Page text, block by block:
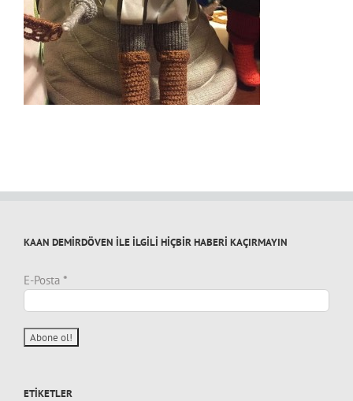
KAAN DEMİRDÖVEN İLE İLGİLİ HİÇBİR HABERİ KAÇIRMAYIN
E-Posta *
ETIKETLER